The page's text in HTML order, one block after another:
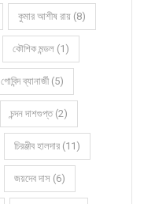
কুমার আশীষ রায় (8)
কৌশিক মন্ডল (1)
গোবিন্দ ব্যানার্জী (5)
চন্দন দাশগুপ্ত (2)
চিরঞ্জীব হালদার (11)
জয়দেব দাস (6)